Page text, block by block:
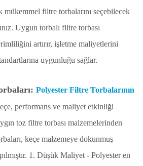
mükemmel filtre torbalarını seçebilecek
Uygun torbalı filtre torbası
artırır, işletme maliyetlerini
uygunluğu sağlar.
Polyester Filtre Torbalarının
performans ve maliyet etkinliği
toz filtre torbası malzemelerinden
keçe malzemeye dokunmuş
1. Düşük Maliyet - Polyester en